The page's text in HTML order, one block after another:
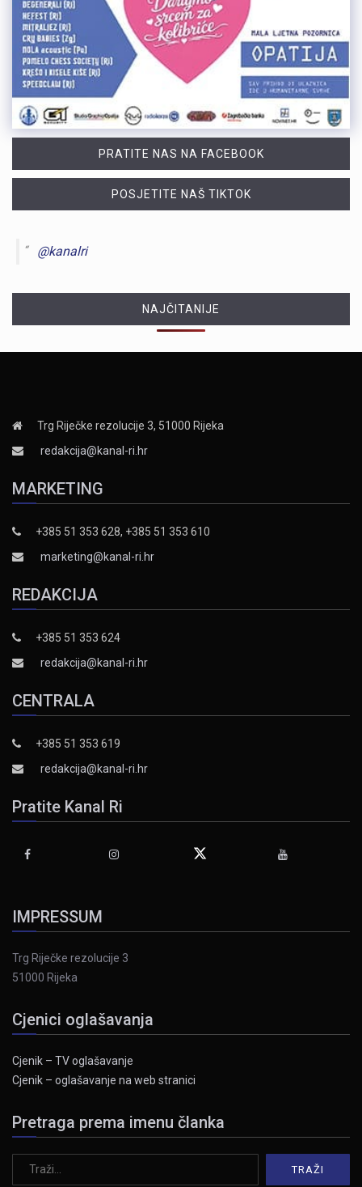
PRATITE NAS NA FACEBOOK
POSJETITE NAŠ TIKTOK
@kanalri
NAJČITANIJE
Trg Riječke rezolucije 3, 51000 Rijeka
redakcija@kanal-ri.hr
MARKETING
+385 51 353 628, +385 51 353 610
marketing@kanal-ri.hr
REDAKCIJA
+385 51 353 624
redakcija@kanal-ri.hr
CENTRALA
+385 51 353 619
redakcija@kanal-ri.hr
Pratite Kanal Ri
IMPRESSUM
Trg Riječke rezolucije 3
51000 Rijeka
Cjenici oglašavanja
Cjenik – TV oglašavanje
Cjenik – oglašavanje na web stranici
Pretraga prema imenu članka